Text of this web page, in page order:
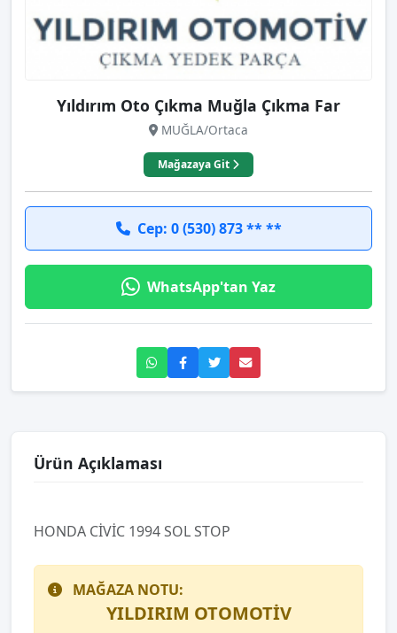
Yıldırım Oto Çıkma Muğla Çıkma Far
MUĞLA/Ortaca
Mağazaya Git
Cep: 0 (530) 873 ** **
WhatsApp'tan Yaz
Ürün Açıklaması
HONDA CİVİC 1994 SOL STOP
MAĞAZA NOTU:
YILDIRIM OTOMOTİV